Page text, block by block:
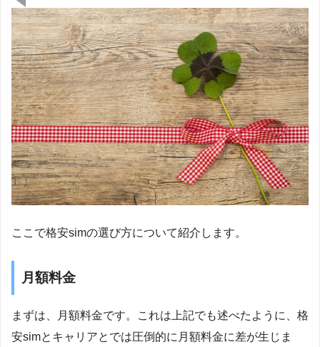
ここで格安simの選び方について紹介します。
月額料金
まずは、月額料金です。これは上記でも述べたように、格
安simとキャリアとでは圧倒的に月額料金に差が生じま